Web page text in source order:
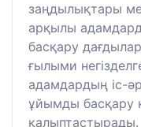
заңдылықтары
арқылы
басқару
ғылыми
адамдардың іс-
ұйымды басқару
қалыптастырады.